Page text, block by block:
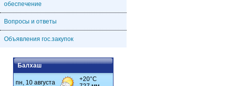
обеспечение
Вопросы и ответы
Объявления гос.закупок
Балхаш